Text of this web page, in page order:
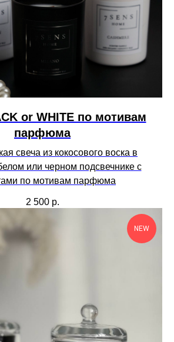
or WHITE по мотивам
парфюма
свеча из кокосового воска в
или черном подсвечнике с
по мотивам парфюма
2 500 р.
NEW